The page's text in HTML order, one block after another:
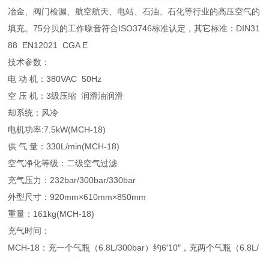
冶金、阀门检漏、航空航天、电站、石油、石化等行业的高压空气的
填充。75分贝的工作噪音符合ISO3746标准认定，其它标准：DIN31
88 EN12021 CGA E
技术参数：
电 动 机：380VAC 50Hz
空 压 机：3级压缩 润滑油润滑
却系统：风冷
电机功率:7.5kW(MCH-18)
供 气 量：330L/min(MCH-18)
空气净化等级：二级空气过滤
充气压力：232bar/300bar/330bar
外型尺寸：920mm×610mm×850mm
重量：161kg(MCH-18)
充气时间：
MCH-18：充一个气瓶（6.8L/300bar）约6′10″，充两个气瓶（6.8L/